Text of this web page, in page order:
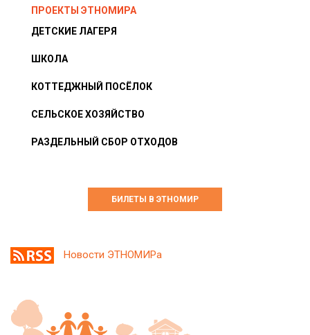
ПРОЕКТЫ ЭТНОМИРА
ДЕТСКИЕ ЛАГЕРЯ
ШКОЛА
КОТТЕДЖНЫЙ ПОСЁЛОК
СЕЛЬСКОЕ ХОЗЯЙСТВО
РАЗДЕЛЬНЫЙ СБОР ОТХОДОВ
БИЛЕТЫ В ЭТНОМИР
Новости ЭТНОМИРа